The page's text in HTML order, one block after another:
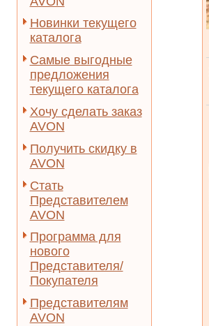
Новинки текущего
каталога
Самые выгодные
предложения
текущего каталога
Хочу сделать заказ
AVON
Получить скидку в
AVON
Стать
Представителем
AVON
Программа для
нового
Представителя/
Покупателя
Представителям
AVON